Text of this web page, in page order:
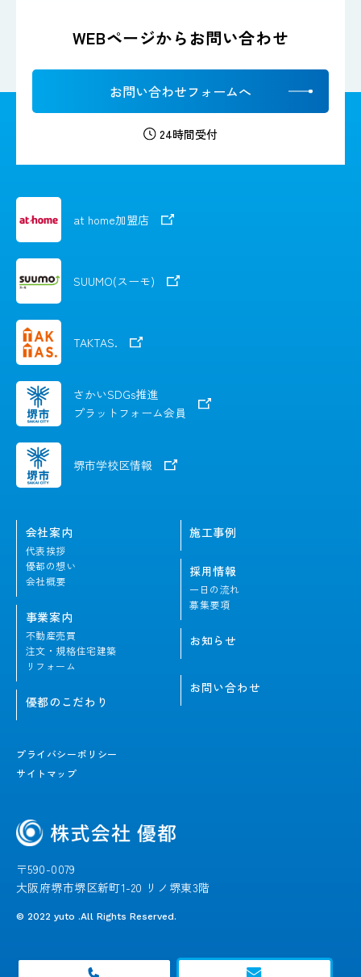
WEBページからお問い合わせ
お問い合わせフォームへ
24時間受付
at home加盟店
SUUMO(スーモ)
TAKTAS.
さかいSDGs推進
プラットフォーム会員
堺市学校区情報
〒590-0079
大阪府堺市堺区新町1-20 リノ堺東3階
© 2022 yuto .All Rights Reserved.
会社案内
代表挨拶
優都の想い
会社概要
事業案内
不動産売買
注文・規格住宅建築
リフォーム
優都のこだわり
施工事例
採用情報
一日の流れ
募集要項
お知らせ
お問い合わせ
プライバシーポリシー
サイトマップ